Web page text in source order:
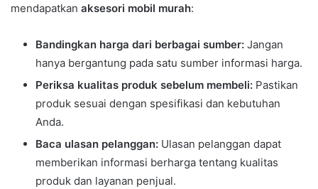
mendapatkan aksesori mobil murah:
Bandingkan harga dari berbagai sumber: Jangan
hanya bergantung pada satu sumber informasi harga.
Periksa kualitas produk sebelum membeli: Pastikan
produk sesuai dengan spesifikasi dan kebutuhan
Anda.
Baca ulasan pelanggan: Ulasan pelanggan dapat
memberikan informasi berharga tentang kualitas
produk dan layanan penjual.